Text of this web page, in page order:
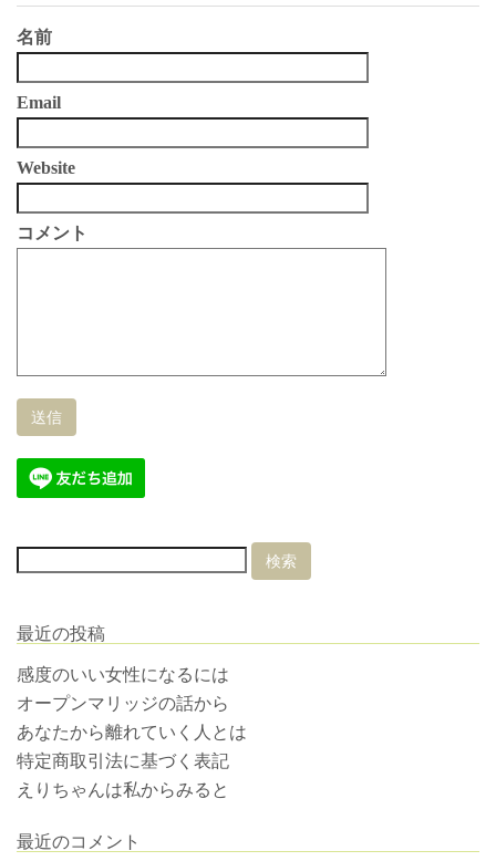
名前
Email
Website
コメント
最近の投稿
感度のいい女性になるには
オープンマリッジの話から
あなたから離れていく人とは
特定商取引法に基づく表記
えりちゃんは私からみると
最近のコメント